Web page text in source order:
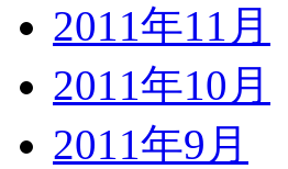
2011年11月
2011年10月
2011年9月